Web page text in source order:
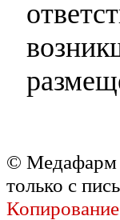
© Медафарм
только с